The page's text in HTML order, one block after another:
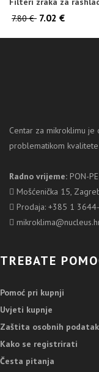
7.80 € 7.02 €
Centar za mikroklimu
problematikom
Radno vrijeme: PON-
Mošćenička 15,
Prodaja: +385 1
TREBATE
Pomoć pri kupnji
Uvjeti kupnje
Zaštita osobnih
Kako se registrirati
Česta pitanja